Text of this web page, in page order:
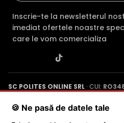
Inscrie-te la newsletterul
imediat ofertele noastre
care le vom comercializa
SC POLITES ONLINE SRL · CUI:
Poenaru, Nr. 1, Craiova, Jud. Dolj ·
🍪 Ne pasă de datele tale